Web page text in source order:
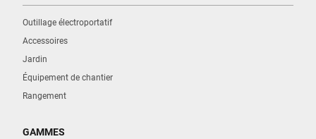
Outillage électroportatif
Accessoires
Jardin
Équipement de chantier
Rangement
GAMMES